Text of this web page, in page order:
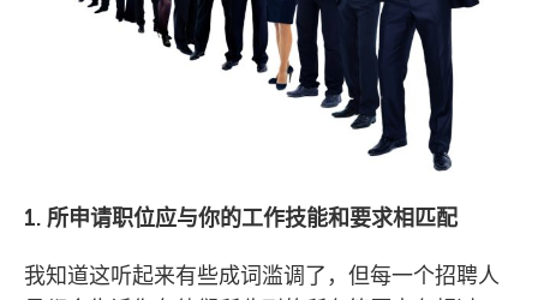
1. 所申请职位应与你的工作技能和要求相匹配
我知道这听起来有些成词滥调了，但每一个招聘人